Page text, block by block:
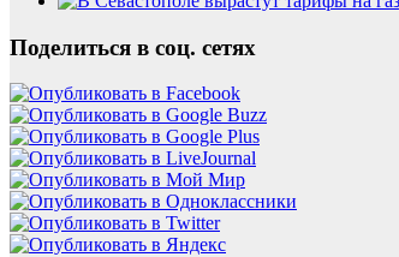
Поделиться в соц. сетях